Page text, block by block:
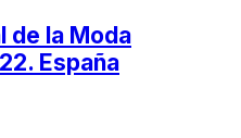
de la Moda
España